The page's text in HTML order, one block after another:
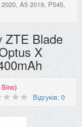
A5 2019, P545,
ZTE Blade
X
Sino)
Відгуків: 0